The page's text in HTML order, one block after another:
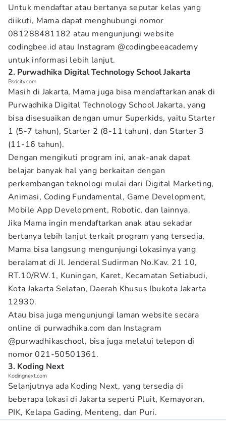
Untuk mendaftar atau bertanya seputar kelas yang
diikuti, Mama dapat menghubungi nomor
081288481182 atau mengunjungi website
codingbee.id atau Instagram @codingbeeacademy
untuk informasi lebih lanjut.
2. Purwadhika Digital Technology School Jakarta
Bsdcity.com
Masih di Jakarta, Mama juga bisa mendaftarkan anak di
Purwadhika Digital Technology School Jakarta, yang
bisa disesuaikan dengan umur Superkids, yaitu Starter
1 (5-7 tahun), Starter 2 (8-11 tahun), dan Starter 3
(11-16 tahun).
Dengan mengikuti program ini, anak-anak dapat
belajar banyak hal yang berkaitan dengan
perkembangan teknologi mulai dari Digital Marketing,
Animasi, Coding Fundamental, Game Development,
Mobile App Development, Robotic, dan lainnya.
Jika Mama ingin mendaftarkan anak atau sekadar
bertanya lebih lanjut terkait program yang tersedia,
Mama bisa langsung mengunjungi lokasinya yang
beralamat di Jl. Jenderal Sudirman No.Kav. 21 10,
RT.10/RW.1, Kuningan, Karet, Kecamatan Setiabudi,
Kota Jakarta Selatan, Daerah Khusus Ibukota Jakarta
12930.
Atau bisa juga mengunjungi laman website secara
online di purwadhika.com dan Instagram
@purwadhikaschool, bisa juga melalui telepon di
nomor 021-50501361.
3. Koding Next
Kodingnext.com
Selanjutnya ada Koding Next, yang tersedia di
beberapa lokasi di Jakarta seperti Pluit, Kemayoran,
PIK, Kelapa Gading, Menteng, dan Puri.